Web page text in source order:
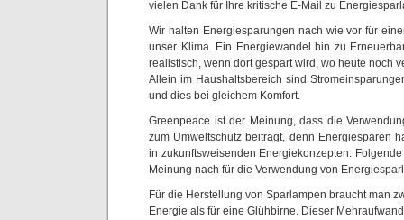
vielen Dank für Ihre kritische E-Mail zu
Wir halten Energiesparungen nach wie vor für
unser Klima. Ein Energiewandel hin zu
realistisch, wenn dort gespart wird, wo heute noch
Allein im Haushaltsbereich sind
und dies bei gleichem Komfort.
Greenpeace ist der Meinung, dass die
zum Umweltschutz beiträgt, denn Energiesparen
in zukunftsweisenden Energiekonzepten.
Meinung nach für die Verwendung von
Für die Herstellung von Sparlampen braucht man
Energie als für eine Glühbirne. Dieser